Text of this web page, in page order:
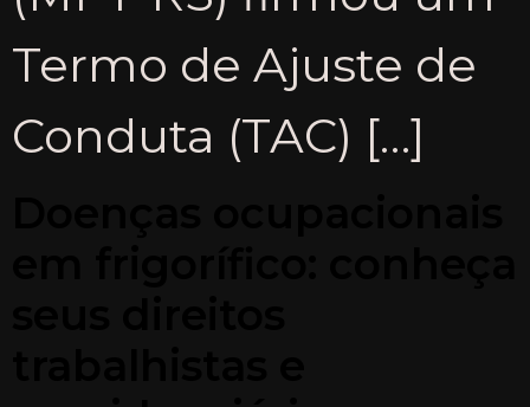
Termo de Ajuste de
Conduta (TAC) […]